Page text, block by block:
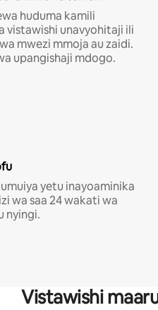
huduma kamili
vistawishi unavyohitaji ili
mwezi mmoja au zaidi.
upangishaji mdogo.
yetu inayoaminika
wa saa 24 wakati wa
nyingi.
Vistawishi